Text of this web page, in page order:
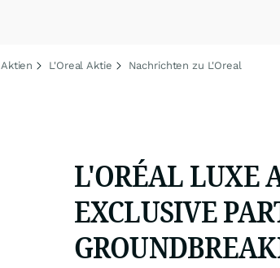
Aktien L'Oreal Aktie Nachrichten zu L'Oreal
L'ORÉAL LUXE
EXCLUSIVE